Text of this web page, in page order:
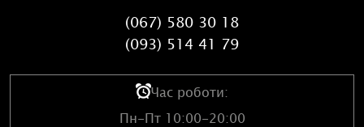
(067) 580 30 18
(093) 514 41 79
Час роботи:
Пн-Пт 10:00-20:00